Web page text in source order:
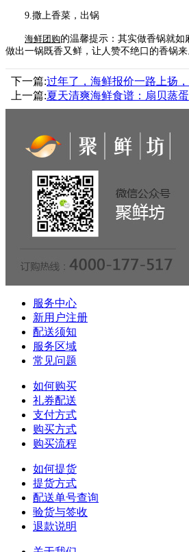
9.撒上香菜，出锅
海鲜团购的温馨提示：其实做香锅就
做出一锅既香又鲜，让人赞不绝口的香锅来
下一篇:过年了，海鲜报价一路上扬
上一篇:夏天清爽海鲜食谱：扇贝蒸蛋
服务中心
新用户注册
配送须知
服务区域
常见问题
如何购买
礼券配送
支付方式
购买方式
购买流程
如何提货
提货方式
配送单号查询
验货与签收
退款说明